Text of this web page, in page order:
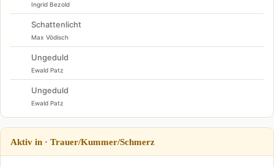
Ingrid Bezold
Schattenlicht
Max Vödisch
Ungeduld
Ewald Patz
Ungeduld
Ewald Patz
Aktiv in · Trauer/Kummer/Schmerz